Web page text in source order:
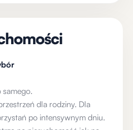
samego.
dla rodziny. Dla
po intensywnym dniu.